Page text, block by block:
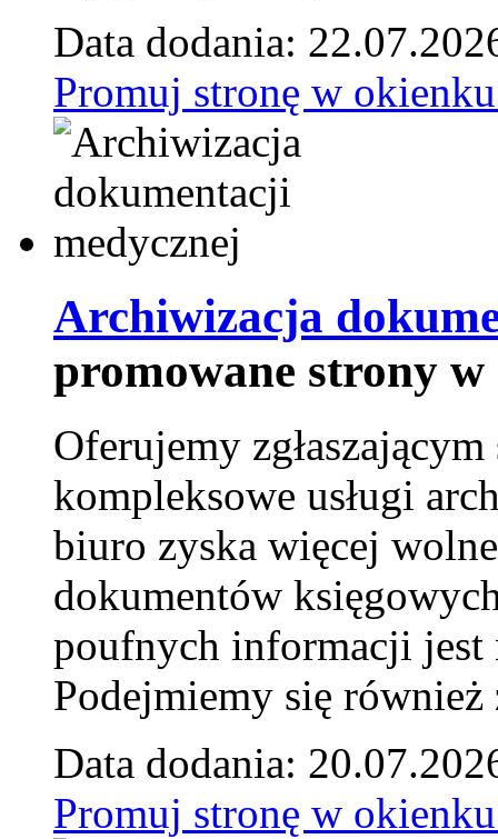
Data dodania:
Promuj stronę w
Archiwizacja
promowane strony
Oferujemy
kompleksowe usługi
biuro zyska więcej
dokumentów
poufnych informacji jest
Podejmiemy się
Data dodania:
Promuj stronę w